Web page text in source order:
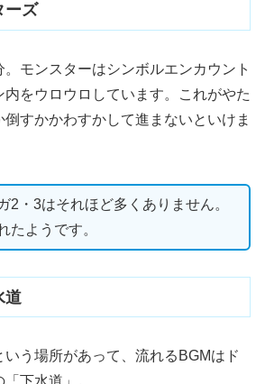
ーズ
モンスターはシンボルエンカウント
をウロウロしています。これがやた
すかかわすかして進まないといけま
2・3はそれほど多くありません。
たようです。
道
う場所があって、流れるBGMはド